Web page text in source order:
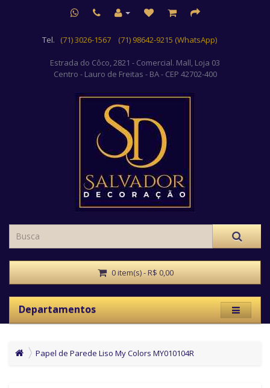
Tel. (71) 3026-1567 (71) 98642-9215 (WhatsApp)
Estrada do Côco, 2821 - Comercial. Mall, Loja 03
Centro - Lauro de Freitas - BA - CEP 42702-400
0 item(s) - R$ 0,00
Departamentos
Papel de Parede Liso My Colors MY010104R